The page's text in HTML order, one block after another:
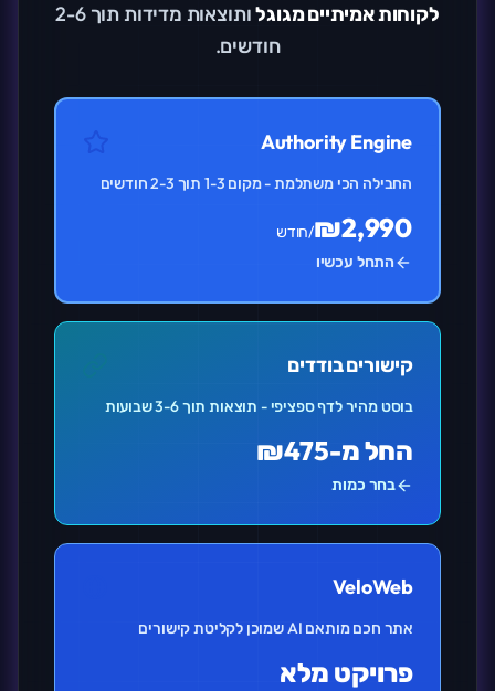
לקוחות אמיתיים מגוגל
ותוצאות מדידות תוך 2-6
חודשים.
Authority Engine
החבילה הכי משתלמת - מקום 1-3 תוך 2-3 חודשים
₪2,990/חודש
התחל עכשיו
קישורים בודדים
בוסט מהיר לדף ספציפי - תוצאות תוך 3-6 שבועות
החל מ-₪475
בחר כמות
VeloWeb
אתר חכם מותאם AI שמוכן לקליטת קישורים
פרויקט מלא